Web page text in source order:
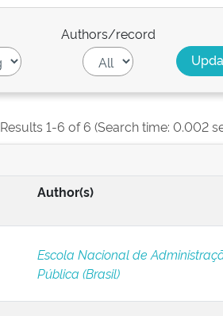
Authors/record
Results 1-6 of 6 (Search time: 0.002
Author(s)
Escola Nacional de
Pública (Brasil)